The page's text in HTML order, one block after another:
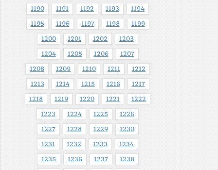
1190 1191 1192 1193 1194
1195 1196 1197 1198 1199
1200 1201 1202 1203
1204 1205 1206 1207
1208 1209 1210 1211 1212
1213 1214 1215 1216 1217
1218 1219 1220 1221 1222
1223 1224 1225 1226
1227 1228 1229 1230
1231 1232 1233 1234
1235 1236 1237 1238